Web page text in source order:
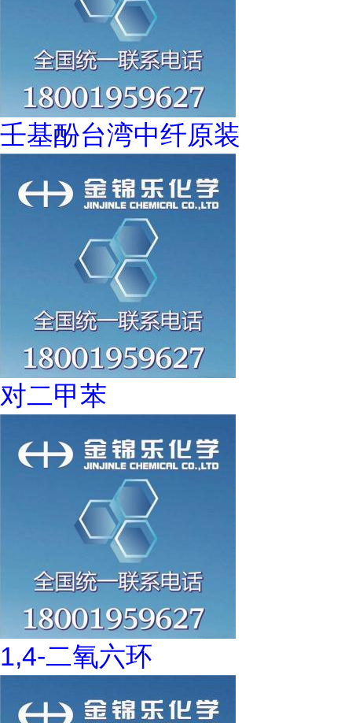
壬基酚台湾中纤原装
对二甲苯
1,4-二氧六环